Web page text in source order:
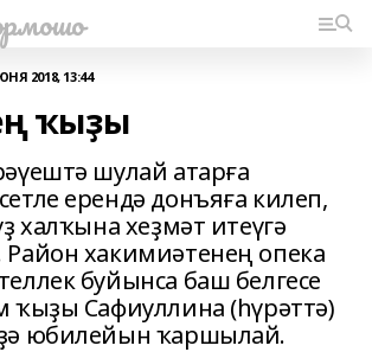
2018, 13:44
ҡыҙы
шулай атарға
ерендә донъяға килеп,
халҡына хеҙмәт итеүгә
хакимиәтенең опека
буйынса баш белгесе
ҡыҙы Сафиуллина (һүрәттә)
юбилейын ҡаршылай.